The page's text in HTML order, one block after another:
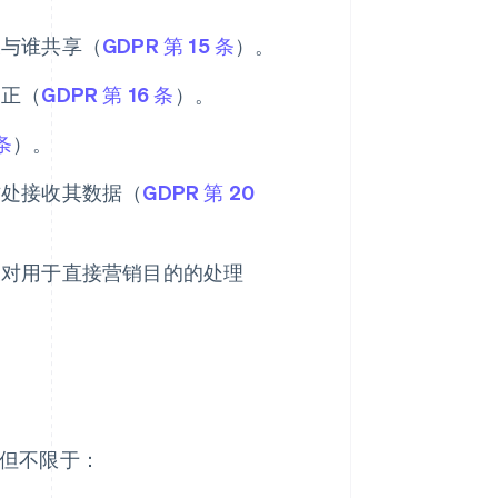
谁共享（GDPR 第 15 条）。
（GDPR 第 16 条 ）。
）。
接收其数据（GDPR 第 20
用于直接营销目的的处理
不限于：